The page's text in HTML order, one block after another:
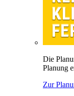
Die
Planung
Zur